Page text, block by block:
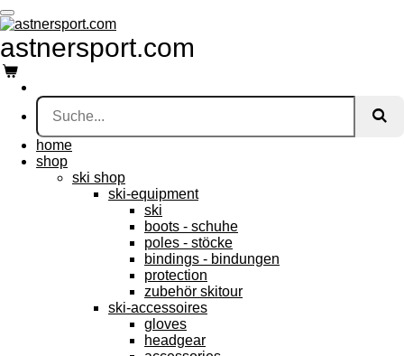
Zum
Hauptinhalt
springen
astnersport.com
home
shop
ski shop
ski-equipment
ski
boots - schuhe
poles - stöcke
bindings - bindungen
protection
zubehör skitour
ski-accessoires
gloves
headgear